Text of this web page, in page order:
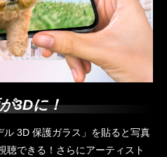
3Dに！
3D 保護ガラス」を貼ると写真
聴できる！さらにアーティスト